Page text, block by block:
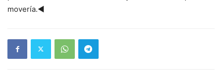
movería.◄